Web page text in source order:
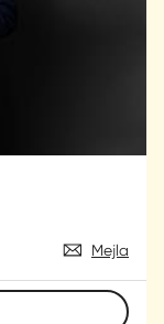
Mejla